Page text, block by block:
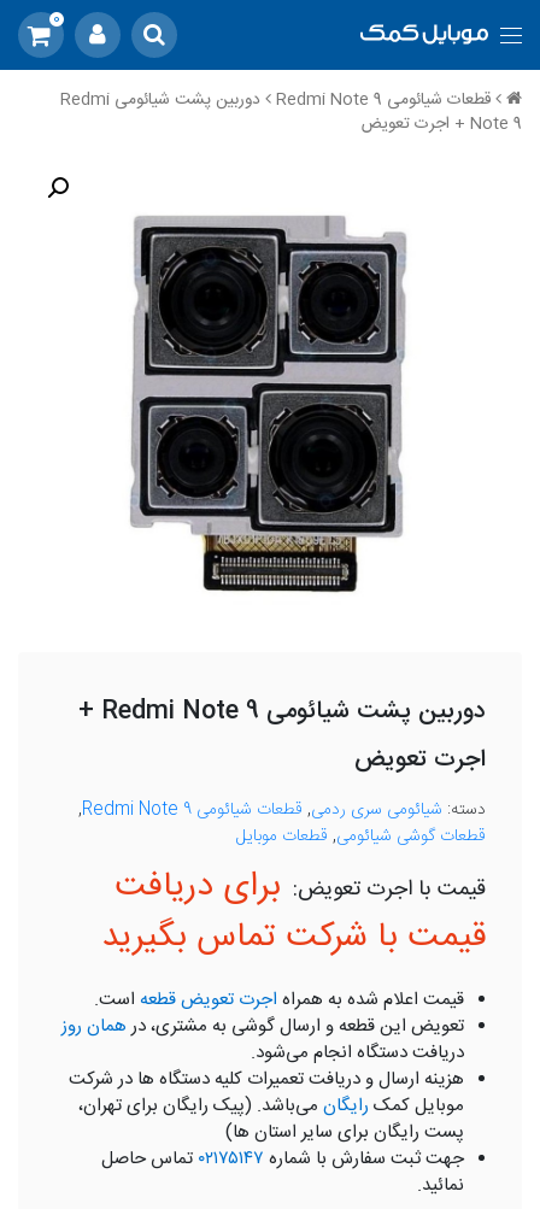
0
قطعات شیائومی Redmi Note 9
دوربین پشت شیائومی Redmi
Note 9 + اجرت تعویض
دوربین پشت شیائومی Redmi Note 9 +
اجرت تعویض
دسته: شیائومی سری ردمی, قطعات شیائومی Redmi Note 9
,
قطعات گوشی شیائومی, قطعات موبایل
برای دریافت
قیمت با شرکت تماس بگیرید
قیمت اعلام شده به همراه اجرت تعویض قطعه است.
تعویض این قطعه و ارسال گوشی به مشتری، درهمان روز
دریافت دستگاه انجام می‌شود.
هزینه ارسال و دریافت تعمیرات کلیه دستگاه ها در شرکت
موبایل کمک رایگان می‌باشد. (پیک رایگان برای تهران،
پست رایگان برای سایر استان ها)
جهت ثبت سفارش با شماره ۰۲۱۷۵۱۴۷ تماس حاصل
نمائید.